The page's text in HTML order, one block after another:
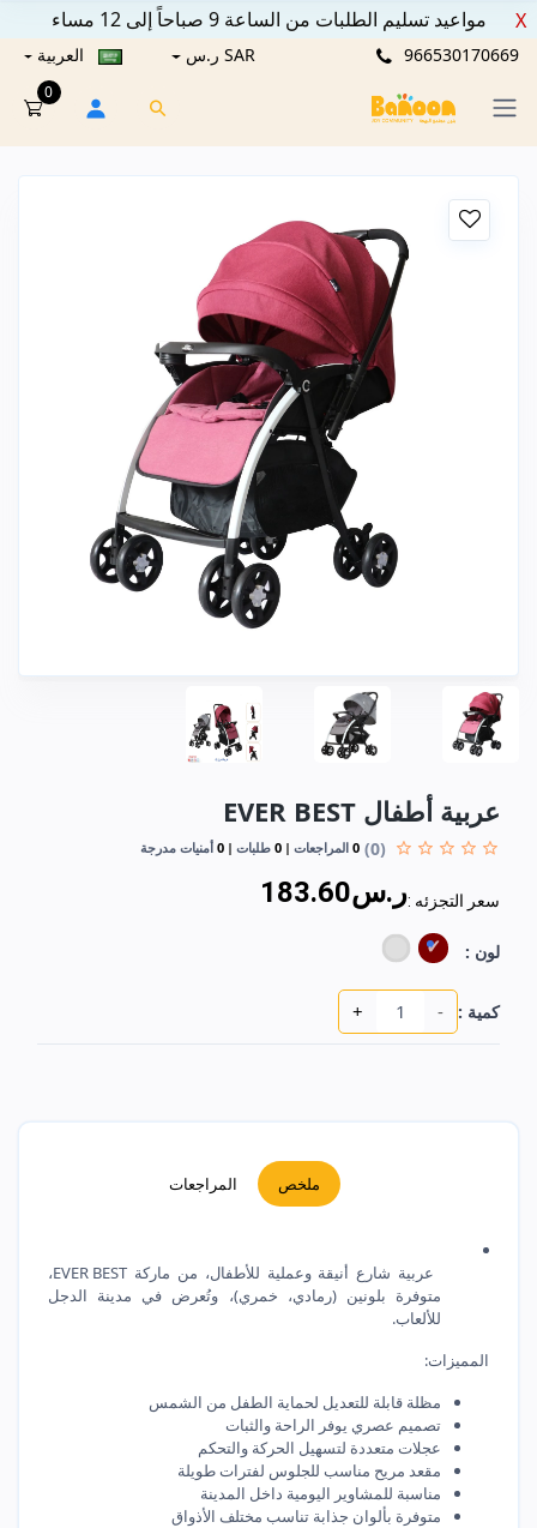
مواعيد تسليم الطلبات من الساعة 9 صباحاً إلى 12 مساء X
966530170669 SAR ر.س العربية
0
عربية أطفال EVER BEST
(0)
0 المراجعات 0 طلبات 0 أمنيات مدرجة
سعر التجزئه :ر.س183.60
لون :
كمية : -
+
ملخص المراجعات
عربية شارع أنيقة وعملية للأطفال، من ماركة EVER BEST،
متوفرة بلونين (رمادي، خمري)، وتُعرض في مدينة الدجل
للألعاب.
المميزات:
مظلة قابلة للتعديل لحماية الطفل من الشمس
تصميم عصري يوفر الراحة والثبات
عجلات متعددة لتسهيل الحركة والتحكم
مقعد مريح مناسب للجلوس لفترات طويلة
مناسبة للمشاوير اليومية داخل المدينة
متوفرة بألوان جذابة تناسب مختلف الأذواق